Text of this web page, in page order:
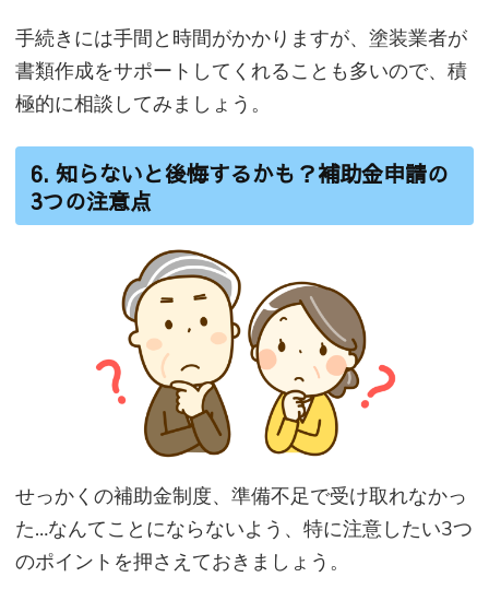
手続きには手間と時間がかかりますが、塗装業者が
書類作成をサポートしてくれることも多いので、積
極的に相談してみましょう。
6. 知らないと後悔するかも？補助金申請の
3つの注意点
せっかくの補助金制度、準備不足で受け取れなかっ
た…なんてことにならないよう、特に注意したい3つ
のポイントを押さえておきましょう。